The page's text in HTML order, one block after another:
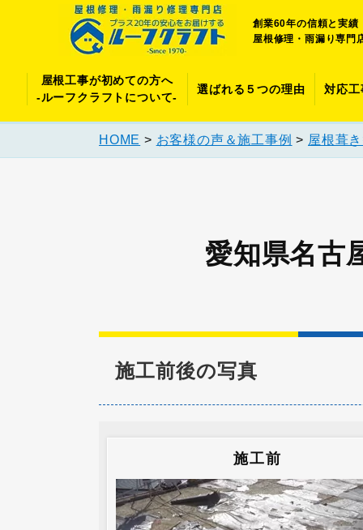
創業60年の信頼と実績
屋根修理・雨漏り専門
屋根工事が初めての方へ
-ルーフクラフトについて-
選ばれる５つの理由 対応
HOME > お客様の声＆施工事例 > 屋根葺
愛知県名古
施工前後の写真
施工前